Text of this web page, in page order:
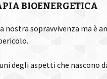
BIOENERGETICA
nostra sopravvivenza ma è
degli aspetti che nascono